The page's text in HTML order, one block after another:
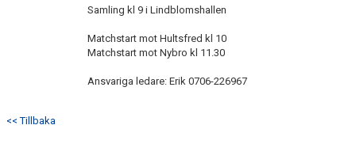
Samling kl 9 i Lindblomshallen
Matchstart mot Hultsfred kl 10
Matchstart mot Nybro kl 11.30
Ansvariga ledare: Erik 0706-226967
<< Tillbaka